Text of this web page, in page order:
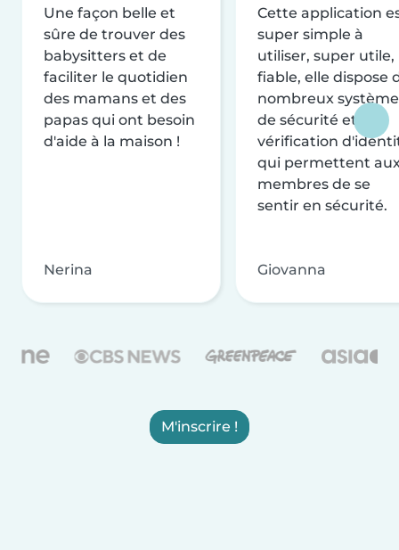
Une façon belle et
sûre de trouver des
babysitters et de
faciliter le quotidien
des mamans et des
papas qui ont besoin
d'aide à la maison !
Nerina
Cette application
super simple à
utiliser, super utile,
fiable, elle dispose
nombreux
de sécurité et de
vérification
qui permettent
membres de se
sentir en sécurité.
Giovanna
M'inscrire !